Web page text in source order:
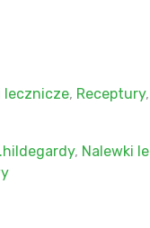
lecznicze, Receptury,
, Nalewki